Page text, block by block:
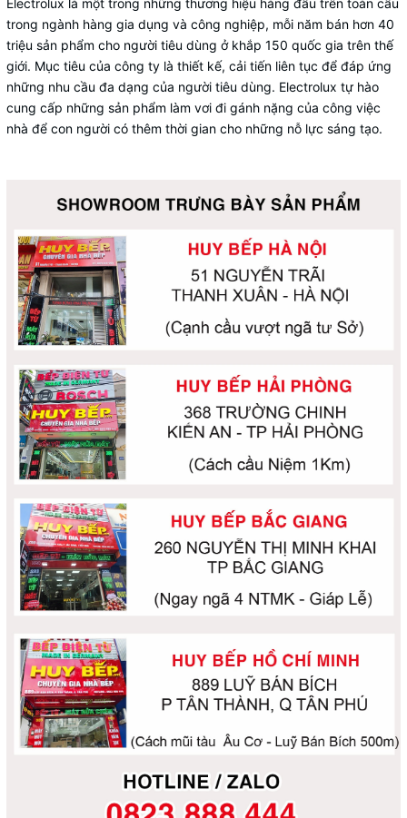
Electrolux là một trong những thương hiệu hàng đầu trên toàn cầu
trong ngành hàng gia dụng và công nghiệp, mỗi năm bán hơn 40
triệu sản phẩm cho người tiêu dùng ở khắp 150 quốc gia trên thế
giới. Mục tiêu của công ty là thiết kế, cải tiến liên tục để đáp ứng
những nhu cầu đa dạng của người tiêu dùng. Electrolux tự hào
cung cấp những sản phẩm làm vơi đi gánh nặng của công việc
nhà để con người có thêm thời gian cho những nỗ lực sáng tạo.